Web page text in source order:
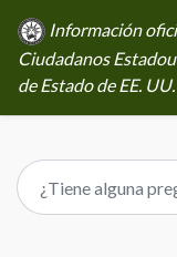
Información
Ciudadanos
de Estado de EE.